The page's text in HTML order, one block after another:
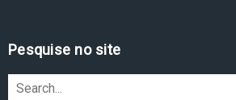
Pesquise no site